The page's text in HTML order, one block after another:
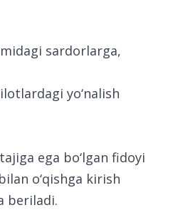
sardorlarga,
yo‘nalish
ega bo‘lgan fidoyi
o‘qishga kirish
beriladi.